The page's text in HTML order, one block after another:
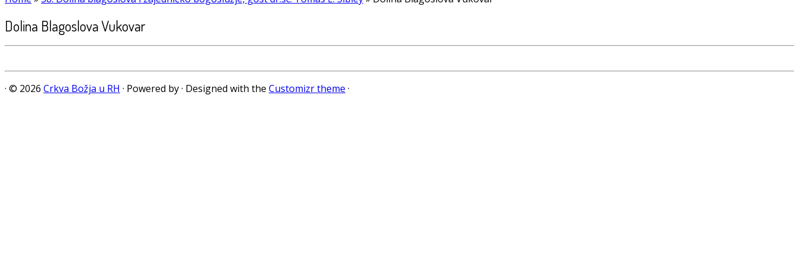
Dolina Blagoslova Vukovar
· © 2026 Crkva Božja u RH · Powered by· Designed with the Customizr theme ·